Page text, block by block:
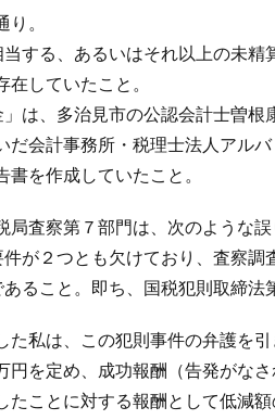
。
する、あるいはそれ以上の未
していたこと。
は、多治見市の公認会計士曽
だ会計事務所・税理士法人アル
を作成していたこと。
査察第７部門は、次のような誤
が２つとも欠けており、査察調
ること。即ち、国税犯則取締法
私は、この犯則事件の弁護を
円を定め、成功報酬（告発がな
たことに対する報酬として低減額